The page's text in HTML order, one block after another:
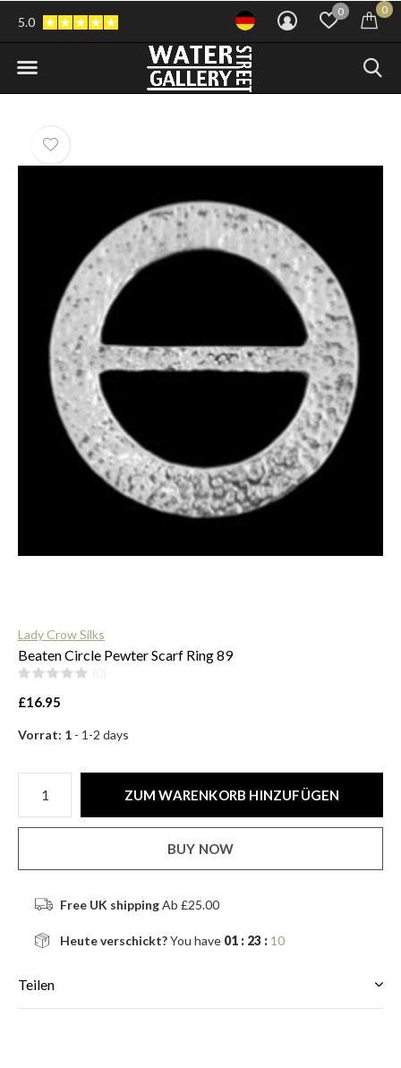
0 0
5.0
Lady Crow Silks
Beaten Circle Pewter Scarf Ring 89
£16.95
Vorrat: 1 - 1-2 days
ZUM WARENKORB HINZUFÜGEN
BUY NOW
Free UK shippingAb £25.00
Heute verschickt?You have 01 : 23 : 10
Teilen